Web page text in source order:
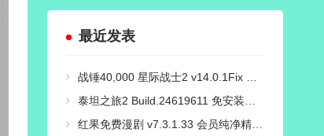
最近发表
战锤40,000 星际战士2 v14.0.1Fix 免安装豪华中文国语绿色版|对峙-破天狂袭+预购特典+全新季票+全DCL+修改器|解压即撸
泰坦之旅2 Build.24619611 免安装绿色中文豪华版|新功能:精神专精与打造系统+预购特典+全DLC+修改器-支持手柄|解压即撸
红果免费漫剧 v7.3.1.33 会员纯净精简版